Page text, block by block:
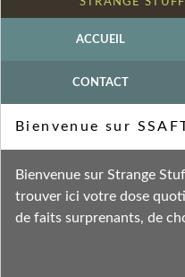
ACCUEIL
CONTACT
Fil des commentaires
Bienvenue sur
Bienvenue sur Strange
trouver ici votre dose
de faits surprenants, de